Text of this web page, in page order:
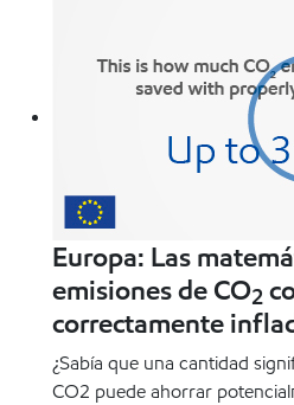
Europa: Las
emisiones de CO2
correctamente
¿Sabía que una cantidad
CO2 puede ahorrar